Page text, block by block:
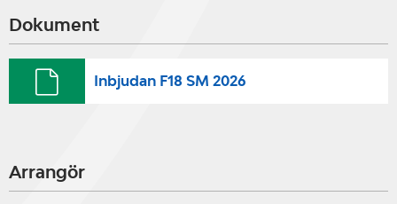
Dokument
Inbjudan F18 SM 2026
Arrangör